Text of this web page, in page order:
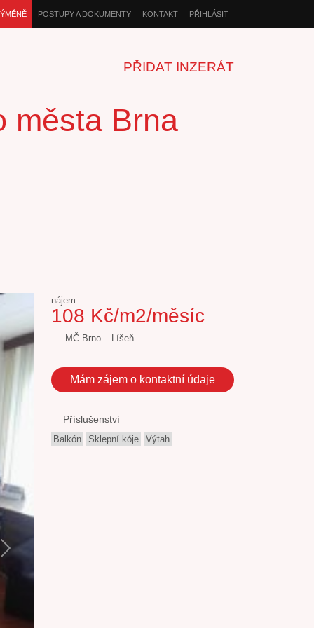
POSTUPY A DOKUMENTY KONTAKT PŘIHLÁSIT
PŘIDAT INZERÁT
města Brna
Next
nájem:
108 Kč/m2/měsíc
MČ Brno – Líšeň
Mám zájem o kontaktní údaje
Příslušenství
Balkón Sklepní kóje Výtah